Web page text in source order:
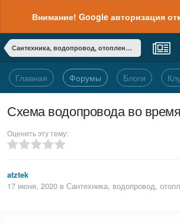
Внимание! Google авторизация
Сантехника, водопровод, отопление, канализация
Главная Форумы Блоги
Схема водопровода во
Оценить эту тему:
atztek
17 июня, 2020 в Сантехника, водопровод,